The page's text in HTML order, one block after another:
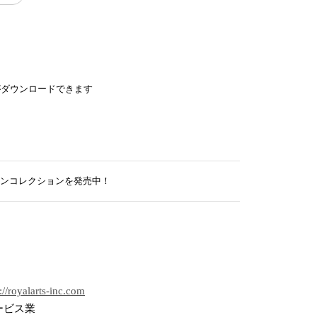
ウンロードできます
コレクションを発売中！
royalarts-inc.com
ビス業